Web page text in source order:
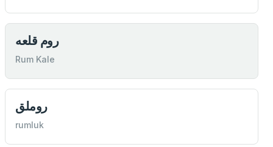
روم قلعه
Rum Kale
روملق
rumluk